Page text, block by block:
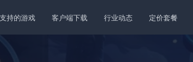
支持的游戏 客户端下载 行业动态 定价套餐